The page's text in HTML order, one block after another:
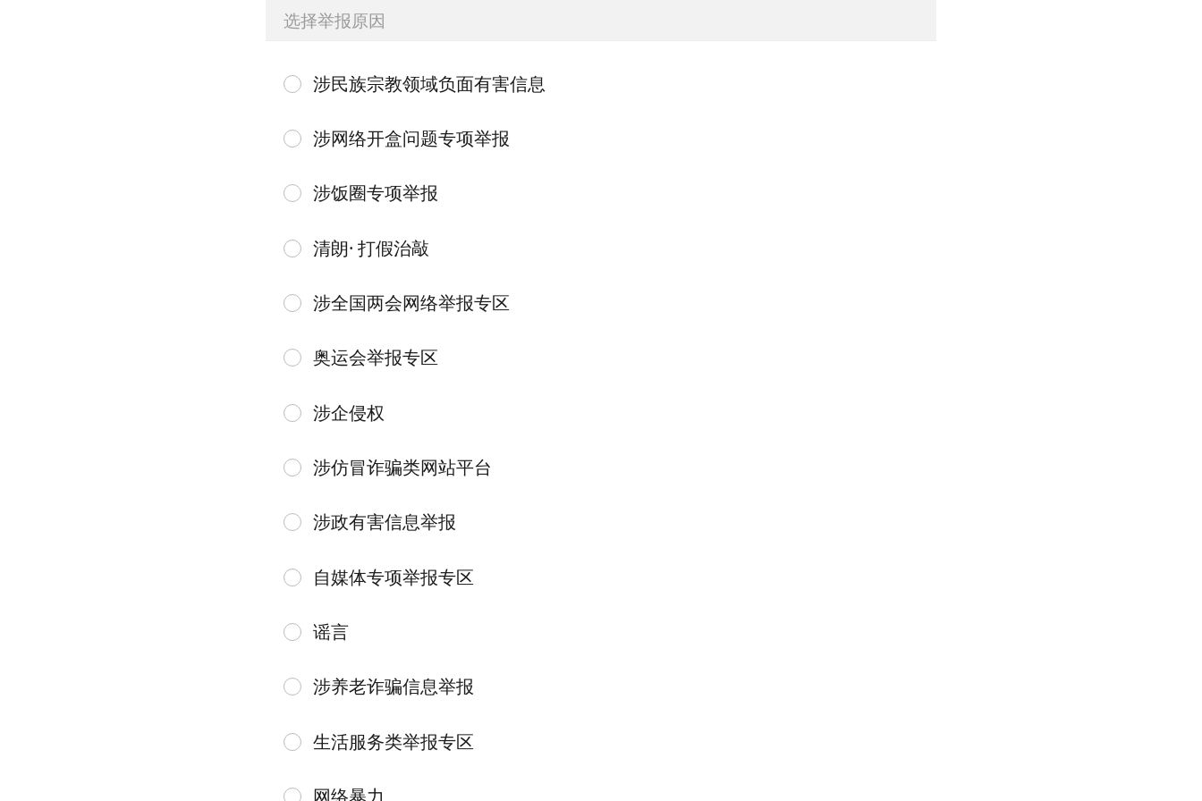
选择举报原因
涉民族宗教领域负面有害信息
涉网络开盒问题专项举报
涉饭圈专项举报
清朗· 打假治敲
涉全国两会网络举报专区
奥运会举报专区
涉企侵权
涉仿冒诈骗类网站平台
涉政有害信息举报
自媒体专项举报专区
谣言
涉养老诈骗信息举报
生活服务类举报专区
网络暴力